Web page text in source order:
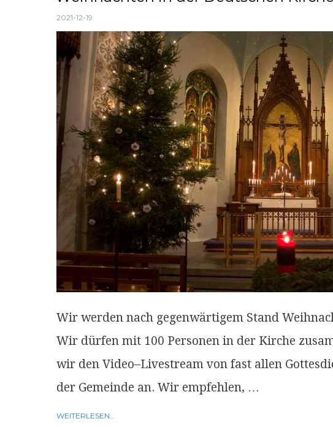
2021-12-19
Wir werden nach gegenwärtigem Stand
Wir dürfen mit 100 Personen in der Kirche
wir den Video–Livestream von fast allen
der Gemeinde an. Wir empfehlen, …
WEITERLESEN…